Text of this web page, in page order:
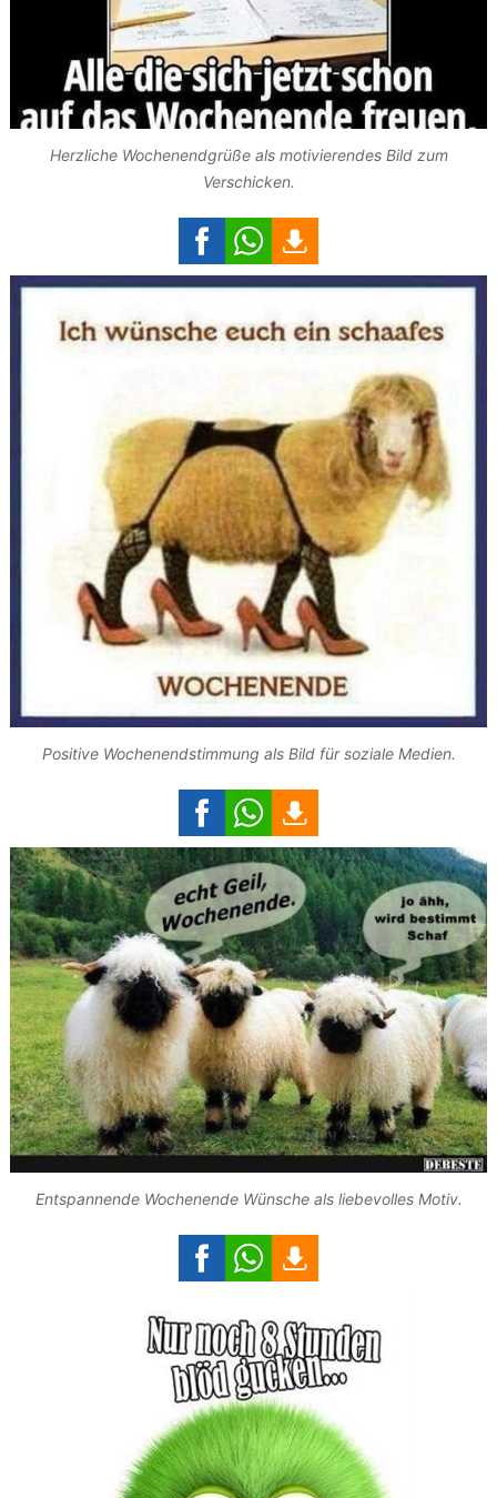
Herzliche Wochenendgrüße als motivierendes Bild zum
Verschicken.
Positive Wochenendstimmung als Bild für soziale Medien.
Entspannende Wochenende Wünsche als liebevolles Motiv.